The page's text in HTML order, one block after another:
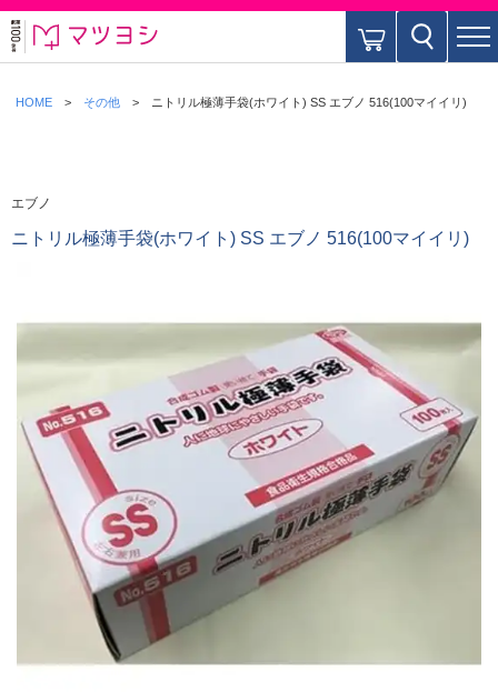
HOME その他 ニトリル極薄手袋(ホワイト) SS エブノ 516(100マイイリ)
エブノ
ニトリル極薄手袋(ホワイト) SS エブノ 516(100マイイリ)